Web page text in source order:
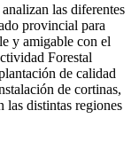
las diferentes
provincial para
y amigable con el
Forestal
de calidad
de cortinas,
las distintas regiones